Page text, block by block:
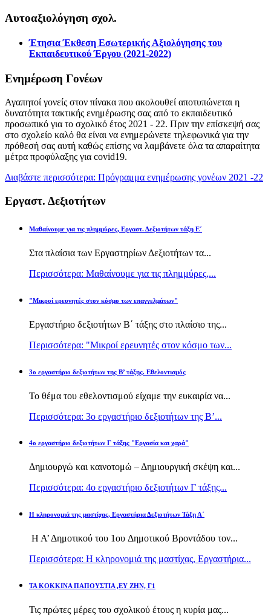
Αυτοαξιολόγηση σχολ.
Έτησια Έκθεση Εσωτερικής Αξιολόγησης του
Εκπαιδευτικού Έργου (2021-2022)
Ενημέρωση Γονέων
Αγαπητοί γονείς στον πίνακα που ακολουθεί αποτυπώνεται η
δυνατότητα τακτικής ενημέρωσης σας από το εκπαιδευτικό
προσωπικό για το σχολικό έτος 2021 - 22. Πριν την επίσκεψή σας
στο σχολείο καλό θα είναι να ενημερώνετε τηλεφωνικά για την
πρόθεσή σας αυτή καθώς επίσης να λαμβάνετε όλα τα απαραίτητα
μέτρα προφύλαξης για covid19.
Διαβάστε περισσότερα: Πρόγραμμα ενημέρωσης γονέων 2021 -22
Εργαστ. Δεξιοτήτων
Μαθαίνουμε για τις πλημμύρες, Εργαστ. Δεξιοτήτων τάξη Ε΄
Στα πλαίσια των Εργαστηρίων Δεξιοτήτων τα...
Περισσότερα: Μαθαίνουμε για τις πλημμύρες,...
"Μικροί ερευνητές στον κόσμο των επαγγελμάτων"
Εργαστήριο δεξιοτήτων Β΄ τάξης στο πλαίσιο της...
Περισσότερα: "Μικροί ερευνητές στον κόσμο των...
3ο εργαστήριο δεξιοτήτων της Β’ τάξης. Εθελοντισμός
Το θέμα του εθελοντισμού είχαμε την ευκαιρία να...
Περισσότερα: 3ο εργαστήριο δεξιοτήτων της Β’...
4ο εργαστήριο δεξιοτήτων Γ τάξης "Εργασία και χαρά"
Δημιουργώ και καινοτομώ – Δημιουργική σκέψη και...
Περισσότερα: 4ο εργαστήριο δεξιοτήτων Γ τάξης...
H κληρονομιά της μαστίχας, Εργαστήρια Δεξιοτήτων Τάξη Α΄
Η Α’ Δημοτικού του 1ου Δημοτικού Βροντάδου τον...
Περισσότερα: H κληρονομιά της μαστίχας, Εργαστήρια...
TA KOKKINA ΠΑΠΟΥΣΤΙΑ ,ΕΥ ΖΗΝ, Γ1
Τις πρώτες μέρες του σχολικού έτους η κυρία μας...